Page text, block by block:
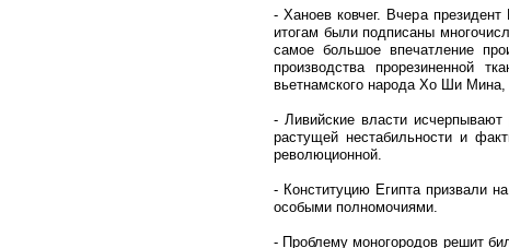
- Ханоев ковчег. Вчера
итогам были подписаны
самое большое впечатление
производства прорезиненной
вьетнамского народа Хо Ши
- Ливийские власти исчерпывают
растущей нестабильности и
революционной.
- Конституцию Египта призвали
особыми полномочиями.
- Проблему моногородов решит